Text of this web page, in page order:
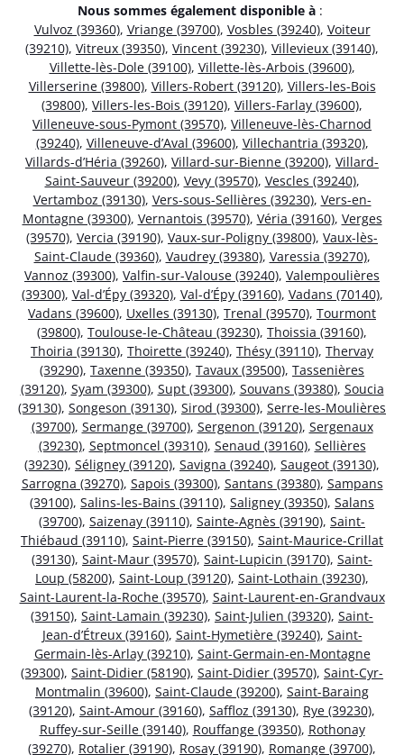
Nous sommes également disponible à :
Vulvoz (39360), Vriange (39700), Vosbles (39240), Voiteur
(39210), Vitreux (39350), Vincent (39230), Villevieux (39140),
Villette-lès-Dole (39100), Villette-lès-Arbois (39600),
Villerserine (39800), Villers-Robert (39120), Villers-les-Bois
(39800), Villers-les-Bois (39120), Villers-Farlay (39600),
Villeneuve-sous-Pymont (39570), Villeneuve-lès-Charnod
(39240), Villeneuve-d’Aval (39600), Villechantria (39320),
Villards-d’Héria (39260), Villard-sur-Bienne (39200), Villard-
Saint-Sauveur (39200), Vevy (39570), Vescles (39240),
Vertamboz (39130), Vers-sous-Sellières (39230), Vers-en-
Montagne (39300), Vernantois (39570), Véria (39160), Verges
(39570), Vercia (39190), Vaux-sur-Poligny (39800), Vaux-lès-
Saint-Claude (39360), Vaudrey (39380), Varessia (39270),
Vannoz (39300), Valfin-sur-Valouse (39240), Valempoulières
(39300), Val-d’Épy (39320), Val-d’Épy (39160), Vadans (70140),
Vadans (39600), Uxelles (39130), Trenal (39570), Tourmont
(39800), Toulouse-le-Château (39230), Thoissia (39160),
Thoiria (39130), Thoirette (39240), Thésy (39110), Thervay
(39290), Taxenne (39350), Tavaux (39500), Tassenières
(39120), Syam (39300), Supt (39300), Souvans (39380), Soucia
(39130), Songeson (39130), Sirod (39300), Serre-les-Moulières
(39700), Sermange (39700), Sergenon (39120), Sergenaux
(39230), Septmoncel (39310), Senaud (39160), Sellières
(39230), Séligney (39120), Savigna (39240), Saugeot (39130),
Sarrogna (39270), Sapois (39300), Santans (39380), Sampans
(39100), Salins-les-Bains (39110), Saligney (39350), Salans
(39700), Saizenay (39110), Sainte-Agnès (39190), Saint-
Thiébaud (39110), Saint-Pierre (39150), Saint-Maurice-Crillat
(39130), Saint-Maur (39570), Saint-Lupicin (39170), Saint-
Loup (58200), Saint-Loup (39120), Saint-Lothain (39230),
Saint-Laurent-la-Roche (39570), Saint-Laurent-en-Grandvaux
(39150), Saint-Lamain (39230), Saint-Julien (39320), Saint-
Jean-d’Étreux (39160), Saint-Hymetière (39240), Saint-
Germain-lès-Arlay (39210), Saint-Germain-en-Montagne
(39300), Saint-Didier (58190), Saint-Didier (39570), Saint-Cyr-
Montmalin (39600), Saint-Claude (39200), Saint-Baraing
(39120), Saint-Amour (39160), Saffloz (39130), Rye (39230),
Ruffey-sur-Seille (39140), Rouffange (39350), Rothonay
(39270), Rotalier (39190), Rosay (39190), Romange (39700),